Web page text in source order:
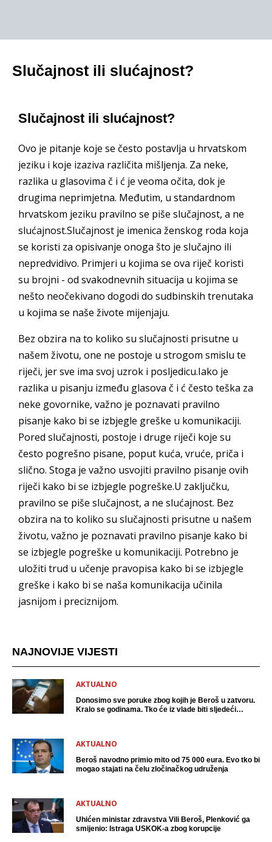
Slučajnost ili slućajnost?
Slučajnost ili slućajnost?
Ovo je pitanje koje se često postavlja u hrvatskom
jeziku i koje izaziva različita mišljenja. Za neke,
razlika u glasovima č i ć je veoma očita, dok je
drugima neprimjetna. Međutim, u standardnom
hrvatskom jeziku pravilno se piše slučajnost, a ne
slućajnost.Slučajnost je imenica ženskog roda koja
se koristi za opisivanje onoga što je slučajno ili
nepredvidivo. Primjeri u kojima se ova riječ koristi
su brojni - od svakodnevnih situacija u kojima se
nešto neočekivano dogodi do sudbinskih trenutaka
u kojima se naše živote mijenjaju.
Bez obzira na to koliko su slučajnosti prisutne u
našem životu, one ne postoje u strogom smislu te
riječi, jer sve ima svoj uzrok i posljedicu.Iako je
razlika u pisanju između glasova č i ć često teška za
neke govornike, važno je poznavati pravilno
pisanje kako bi se izbjegle greške u komunikaciji.
Pored slučajnosti, postoje i druge riječi koje su
često pogrešno pisane, poput kuća, vruće, priča i
slično. Stoga je važno usvojiti pravilno pisanje ovih
riječi kako bi se izbjegle pogreške.U zaključku,
pravilno se piše slučajnost, a ne slućajnost. Bez
obzira na to koliko su slučajnosti prisutne u našem
životu, važno je poznavati pravilno pisanje kako bi
se izbjegle pogreške u komunikaciji. Potrebno je
uložiti trud u učenje pravopisa kako bi se izbjegle
greške i kako bi se naša komunikacija učinila
jasnijom i preciznijom.
NAJNOVIJE VIJESTI
AKTUALNO
Donosimo sve poruke zbog kojih je Beroš u zatvoru.
Kralo se godinama. Tko će iz vlade biti sljedeći
AKTUALNO
Beroš navodno primio mito od 75 000 eura. Evo tko bi
mogao stajati na čelu zločinačkog udruženja
AKTUALNO
Uhićen ministar zdravstva Vili Beroš, Plenković ga
smijenio: Istraga USKOK-a zbog korupcije